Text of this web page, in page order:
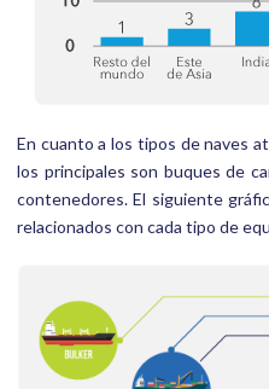
En cuanto a los tipos de naves
los principales son buques de
contenedores. El siguiente
relacionados con cada tipo de